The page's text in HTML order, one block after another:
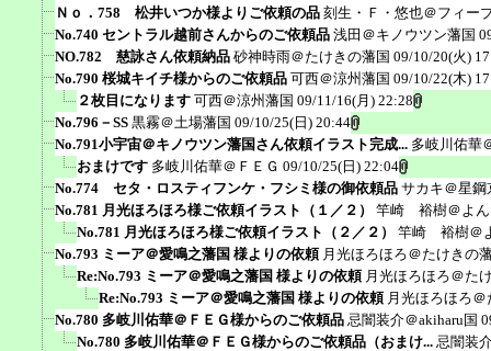
Ｎｏ．758 松井いつか様よりご依頼の品 刻生・Ｆ・悠也＠フィー
No.740 セントラル越前さんからのご依頼品 浅田＠キノウツン藩国
NO.782 慈詠さん依頼納品 砂神時雨＠たけきの藩国 09/10/20(火)
No.790 桜城キイチ様からのご依頼品 可西＠涼州藩国 09/10/22(木)
２枚目になります 可西＠涼州藩国 09/11/16(月) 22:28
No.796－SS 黒霧＠土場藩国 09/10/25(日) 20:44
No.791小宇宙＠キノウツン藩国さん依頼イラスト完成... 多岐川佑華
おまけです 多岐川佑華＠ＦＥＧ 09/10/25(日) 22:04
No.774 セタ・ロスティフンケ・フシミ様の御依頼品 サカキ＠星鋼
No.781 月光ほろほろ様ご依頼イラスト（１／２）
竿崎 裕樹＠よん
No.781 月光ほろほろ様ご依頼イラスト（２／２）
竿崎 裕樹＠
No.793 ミーア＠愛鳴之藩国 様よりの依頼 月光ほろほろ＠たけきの
Re:No.793 ミーア＠愛鳴之藩国 様よりの依頼 月光ほろほろ＠た
Re:No.793 ミーア＠愛鳴之藩国 様よりの依頼 月光ほろほろ
No.780 多岐川佑華＠ＦＥＧ様からのご依頼品 忌闇装介＠akiharu国
No.780 多岐川佑華＠ＦＥＧ様からのご依頼品（おまけ... 忌闇装